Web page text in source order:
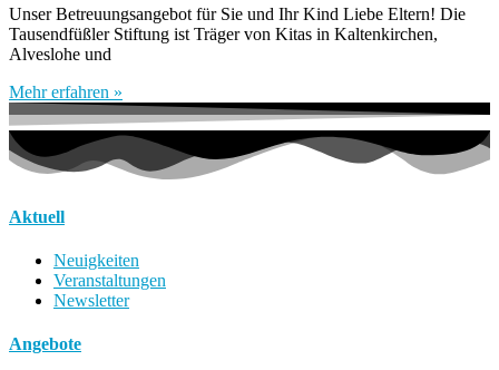
Unser Betreuungsangebot für Sie und Ihr Kind Liebe Eltern! Die
Tausendfüßler Stiftung ist Träger von Kitas in Kaltenkirchen,
Alveslohe und
Mehr erfahren »
Aktuell
Neuigkeiten
Veranstaltungen
Newsletter
Angebote